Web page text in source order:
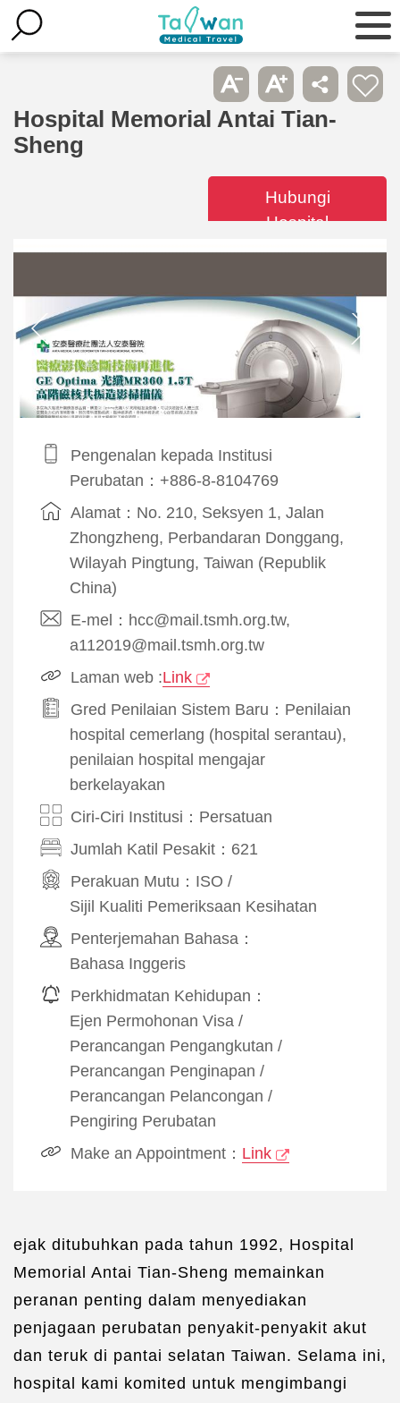
Hospital Memorial Antai Tian-
Sheng
Hubungi
Hospital
Pengenalan kepada Institusi
Perubatan：+886-8-8104769
Alamat：No. 210, Seksyen 1, Jalan
Zhongzheng, Perbandaran Donggang,
Wilayah Pingtung, Taiwan (Republik
China)
E-mel：hcc@mail.tsmh.org.tw,
a112019@mail.tsmh.org.tw
Laman web :Link
Gred Penilaian Sistem Baru：Penilaian
hospital cemerlang (hospital serantau),
penilaian hospital mengajar
berkelayakan
Ciri-Ciri Institusi：Persatuan
Jumlah Katil Pesakit：621
Perakuan Mutu： ISO /
Sijil Kualiti Pemeriksaan Kesihatan
Penterjemahan Bahasa：
Bahasa Inggeris
Perkhidmatan Kehidupan：
Ejen Permohonan Visa /
Perancangan Pengangkutan /
Perancangan Penginapan /
Perancangan Pelancongan /
Pengiring Perubatan
Make an Appointment： Link
ejak ditubuhkan pada tahun 1992, Hospital
Memorial Antai Tian-Sheng memainkan
peranan penting dalam menyediakan
penjagaan perubatan penyakit-penyakit akut
dan teruk di pantai selatan Taiwan. Selama ini,
hospital kami komited untuk mengimbangi